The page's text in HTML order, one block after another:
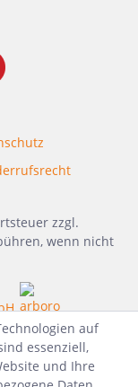
zzgl.
wenn nicht
auf
essenziell,
und Ihre